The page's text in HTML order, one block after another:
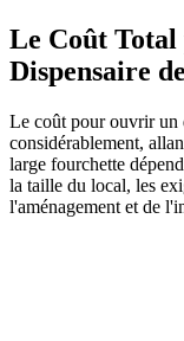
Le Coût
Dispensaire
Le coût pour ouvrir un
considérablement,
large fourchette
la taille du local, les
l'aménagement et de